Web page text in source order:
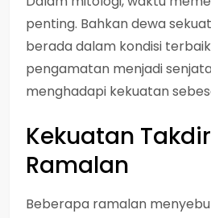
penting. Bahkan dewa
berada dalam kondisi
pengamatan menjadi
menghadapi kekuatan
Kekuatan
Ramalan
Beberapa ramalan